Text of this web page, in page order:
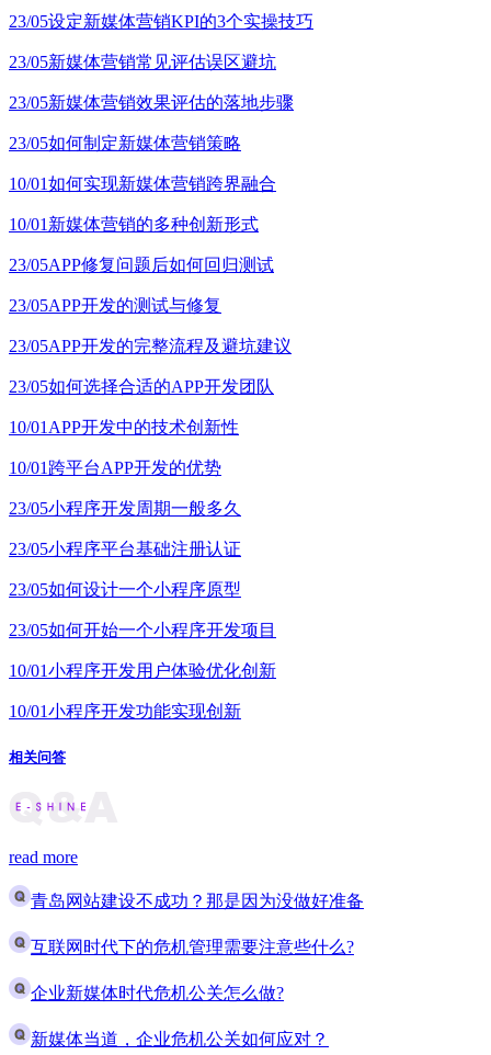
23/05设定新媒体营销KPI的3个实操技巧
23/05新媒体营销常见评估误区避坑
23/05新媒体营销效果评估的落地步骤
23/05如何制定新媒体营销策略
10/01如何实现新媒体营销跨界融合
10/01 新媒体营销的多种创新形式
23/05APP修复问题后如何回归测试
23/05APP开发的测试与修复
23/05APP开发的完整流程及避坑建议
23/05如何选择合适的APP开发团队
10/01 APP开发中的技术创新性
10/01 跨平台APP开发的优势
23/05小程序开发周期一般多久
23/05小程序平台基础注册认证
23/05如何设计一个小程序原型
23/05如何开始一个小程序开发项目
10/01小程序开发用户体验优化创新
10/01小程序开发功能实现创新
相关问答
read more
青岛网站建设不成功？那是因为没做好准备
互联网时代下的危机管理需要注意些什么?
企业新媒体时代危机公关怎么做?
新媒体当道，企业危机公关如何应对？